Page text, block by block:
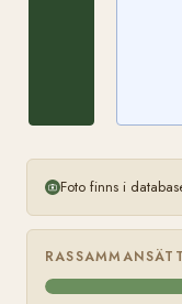
Foto finns i